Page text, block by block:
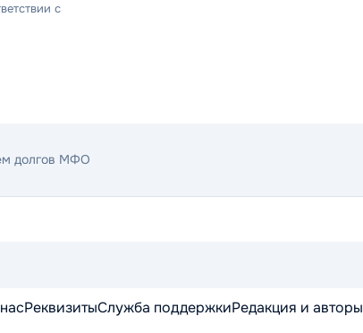
с
долгов МФО
РеквизитыСлужба поддержкиРедакция и авторы